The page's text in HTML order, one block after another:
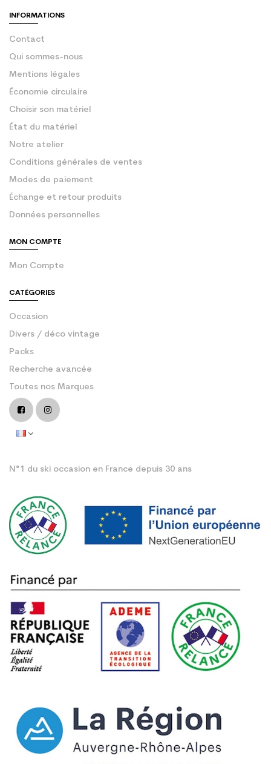
INFORMATIONS
Contact
Qui sommes-nous
Mentions légales
Économie circulaire
Choisir son matériel
État du matériel
Notre atelier
Conditions générales de ventes
Modes de paiement
Échange et retour produits
Données personnelles
MON COMPTE
Mon Compte
CATÉGORIES
Occasion
Divers / déco vintage
Packs
Recherche avancée
Toutes nos Marques
N°1 du ski occasion en France depuis 30 ans